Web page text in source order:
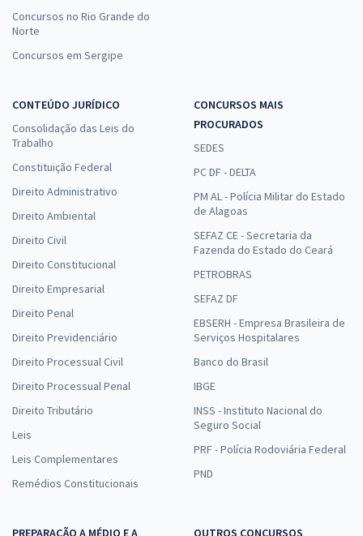
Concursos no Rio Grande do
Norte
Concursos em Sergipe
CONTEÚDO JURÍDICO
Consolidação das Leis do
Trabalho
Constituição Federal
Direito Administrativo
Direito Ambiental
Direito Civil
Direito Constitucional
Direito Empresarial
Direito Penal
Direito Previdenciário
Direito Processual Civil
Direito Processual Penal
Direito Tributário
Leis
Leis Complementares
Remédios Constitucionais
CONCURSOS MAIS
PROCURADOS
SEDES
PC DF - DELTA
PM AL - Polícia Militar do Estado
de Alagoas
SEFAZ CE - Secretaria da
Fazenda do Estado do Ceará
PETROBRAS
SEFAZ DF
EBSERH - Empresa Brasileira de
Serviços Hospitalares
Banco do Brasil
IBGE
INSS - Instituto Nacional do
Seguro Social
PRF - Polícia Rodoviária Federal
PND
PREPARAÇÃO A MÉDIO E A
OUTROS CONCURSOS